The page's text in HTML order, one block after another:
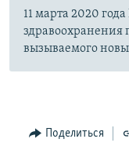
11 марта 2020
здравоохранения
вызываемого
Поделиться